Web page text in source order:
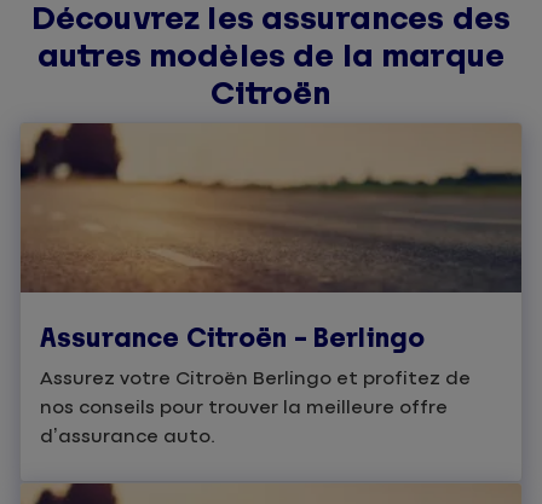
Découvrez les assurances des
autres modèles de la marque
Citroën
Assurance Citroën – Berlingo
Assurez votre Citroën Berlingo et profitez de
nos conseils pour trouver la meilleure offre
d’assurance auto.